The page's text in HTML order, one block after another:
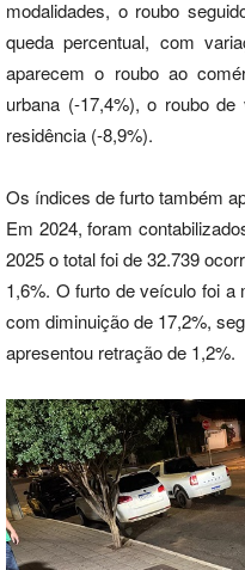
modalidades, o roubo
queda percentual, com
aparecem o roubo ao
urbana (-17,4%), o roubo
residência (-8,9%).
Os índices de furto também
Em 2024, foram
2025 o total foi de 32.739
1,6%. O furto de veículo foi a
com diminuição de 17,2%,
apresentou retração de 1,2%.